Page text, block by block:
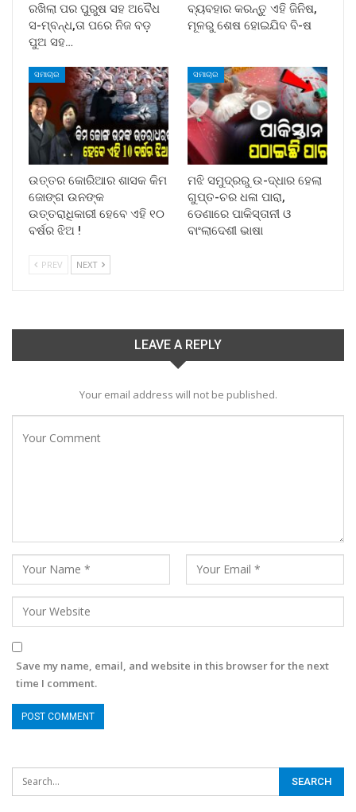
ରଖିଲା ପର ପୁରୁଷ ସହ ଅବୈଧ
ସ-ମ୍ବନ୍ଧ,ତା ପରେ ନିଜ ବଡ଼
ପୁଅ ସହ…
ବ୍ୟବହାର କରନ୍ତୁ ଏହି ଜିନିଷ,
ମୂଳରୁ ଶେଷ ହୋଇଯିବ ବି-ଷ
ସମାଚାର
ଉତ୍ତର କୋରିଆର ଶାସକ କିମ
ଜୋଙ୍ଗ ଉନଙ୍କ
ଉତ୍ତରାଧିକାରୀ ହେବେ ଏହି ୧୦
ବର୍ଷର ଝିଅ !
ସମାଚାର
ମଝି ସମୁଦ୍ରରୁ ଉ-ଦ୍ଧାର ହେଲା
ଗୁପ୍ତ-ଚର ଧଳା ପାରା,
ଡେଣାରେ ପାକିସ୍ତାନୀ ଓ
ବାଂଲାଦେଶୀ ଭାଷା
PREV NEXT
LEAVE A REPLY
Your email address will not be published.
Save my name, email, and website in this browser for the next
time I comment.